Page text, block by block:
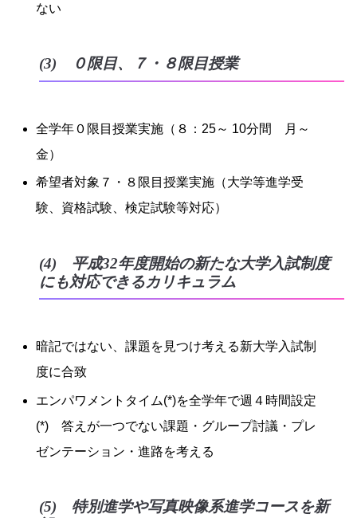
ない
(3) ０限目、７・８限目授業
全学年０限目授業実施（８：25～ 10分間 月～
金）
希望者対象７・８限目授業実施（大学等進学受
験、資格試験、検定試験等対応）
(4) 平成32年度開始の新たな大学入試制度
にも対応できるカリキュラム
暗記ではない、課題を見つけ考える新大学入試制
度に合致
エンパワメントタイム(*)を全学年で週４時間設定
(*) 答えが一つでない課題・グループ討議・プレ
ゼンテーション・進路を考える
(5) 特別進学や写真映像系進学コースを新